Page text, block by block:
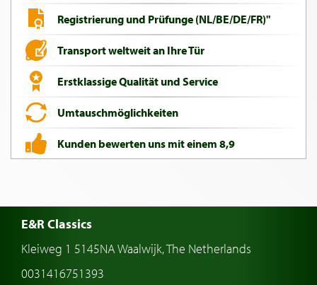
Registrierung und Prüfunge (NL/BE/DE/FR)"
Transport weltweit an Ihre Tür
Erstklassige Qualität und Service
Umtauschmöglichkeiten
Kunden bewerten uns mit einem 8,9
E&R Classics
Kleiweg 1 5145NA Waalwijk, The Netherlands
0031416751393